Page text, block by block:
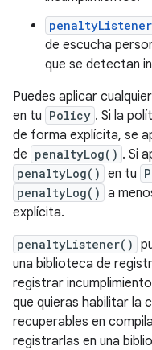
de escucha
que se detectan
Puedes aplicar
en tu Policy . Si la
de forma explícita, se
de penaltyLog() . Si
penaltyLog() en tu
penaltyLog() a
explícita.
penaltyListener()
una biblioteca de
registrar
que quieras habilitar la
recuperables en
registrarlas en una